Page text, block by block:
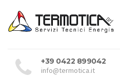
+39 0422 899042
info@termotica.it